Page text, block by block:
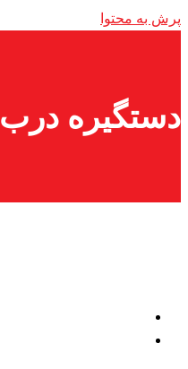
پرش به محتوا
دستگیره درب